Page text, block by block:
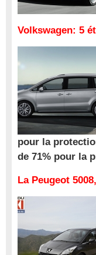
Volkswagen: 5
pour la
de 71% pour la
La Peugeot